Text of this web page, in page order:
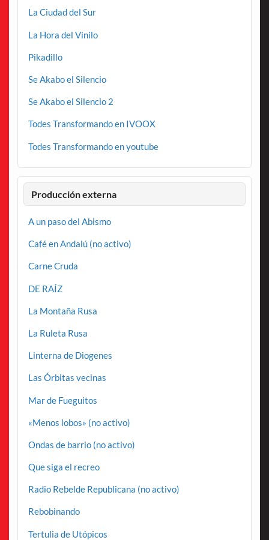
La Ciudad del Sur
La Hora del Vinilo
Pikadillo
Se Akabo el Silencio
Se Akabo el Silencio 2
Todes Transformando en IVOOX
Todes Transformando en youtube
Producción externa
A un paso del Abismo
Café en Andalú (no activo)
Carne Cruda
DE RAÍZ
La Montaña Rusa
La Ruleta Rusa
Linterna de Diogenes
Las Órbitas vecinas
Mar de Fueguitos
«Menos lobos» (no activo)
Ondas de barrio (no activo)
Que siga el recreo
Radio Rebelde Republicana (no activo)
Rebobinando
Tertulia de Utópicos